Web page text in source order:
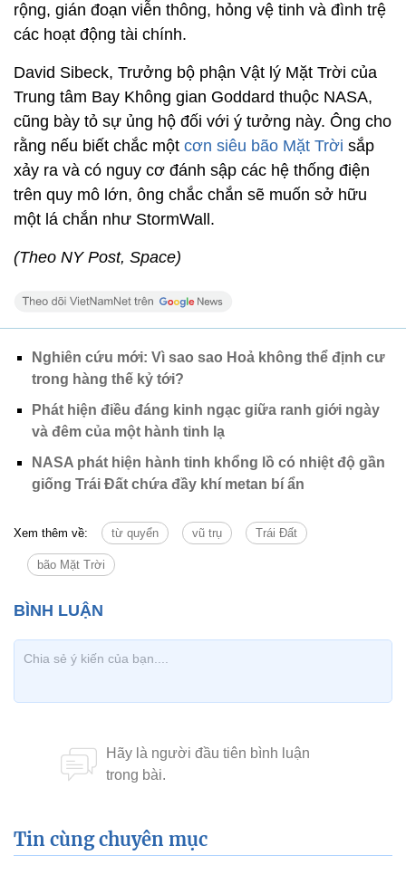
rộng, gián đoạn viễn thông, hỏng vệ tinh và đình trệ
các hoạt động tài chính.
David Sibeck, Trưởng bộ phận Vật lý Mặt Trời của
Trung tâm Bay Không gian Goddard thuộc NASA,
cũng bày tỏ sự ủng hộ đối với ý tưởng này. Ông cho
rằng nếu biết chắc một cơn siêu bão Mặt Trời sắp
xảy ra và có nguy cơ đánh sập các hệ thống điện
trên quy mô lớn, ông chắc chắn sẽ muốn sở hữu
một lá chắn như StormWall.
(Theo NY Post, Space)
Nghiên cứu mới: Vì sao sao Hoả không thể định cư
trong hàng thế kỷ tới?
Phát hiện điều đáng kinh ngạc giữa ranh giới ngày
và đêm của một hành tinh lạ
NASA phát hiện hành tinh khổng lồ có nhiệt độ gần
giống Trái Đất chứa đầy khí metan bí ẩn
Xem thêm về: từ quyển vũ trụ Trái Đất
bão Mặt Trời
Tin cùng chuyên mục